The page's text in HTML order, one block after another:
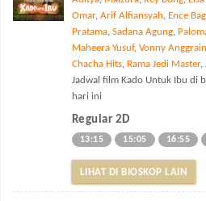
Omar, Arif Alfiansyah, Ence
Pratama, Sadana Agung,
Maheera Yusuf, Vonny
Chacha Hits, Rama Jedi Master,
Jadwal film Kado Untuk Ibu di
hari ini
Regular 2D
13:15 15:05 16:55
LIHAT DI BIOSKOP LAIN